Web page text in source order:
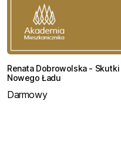
Renata Dobrowolska -
Nowego Ładu
Darmowy